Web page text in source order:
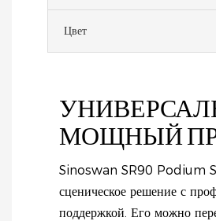
Цвет
МОЩНЫЙ
Sinoswan SR90 Podium
сценическое решение с
поддержкой. Его можно